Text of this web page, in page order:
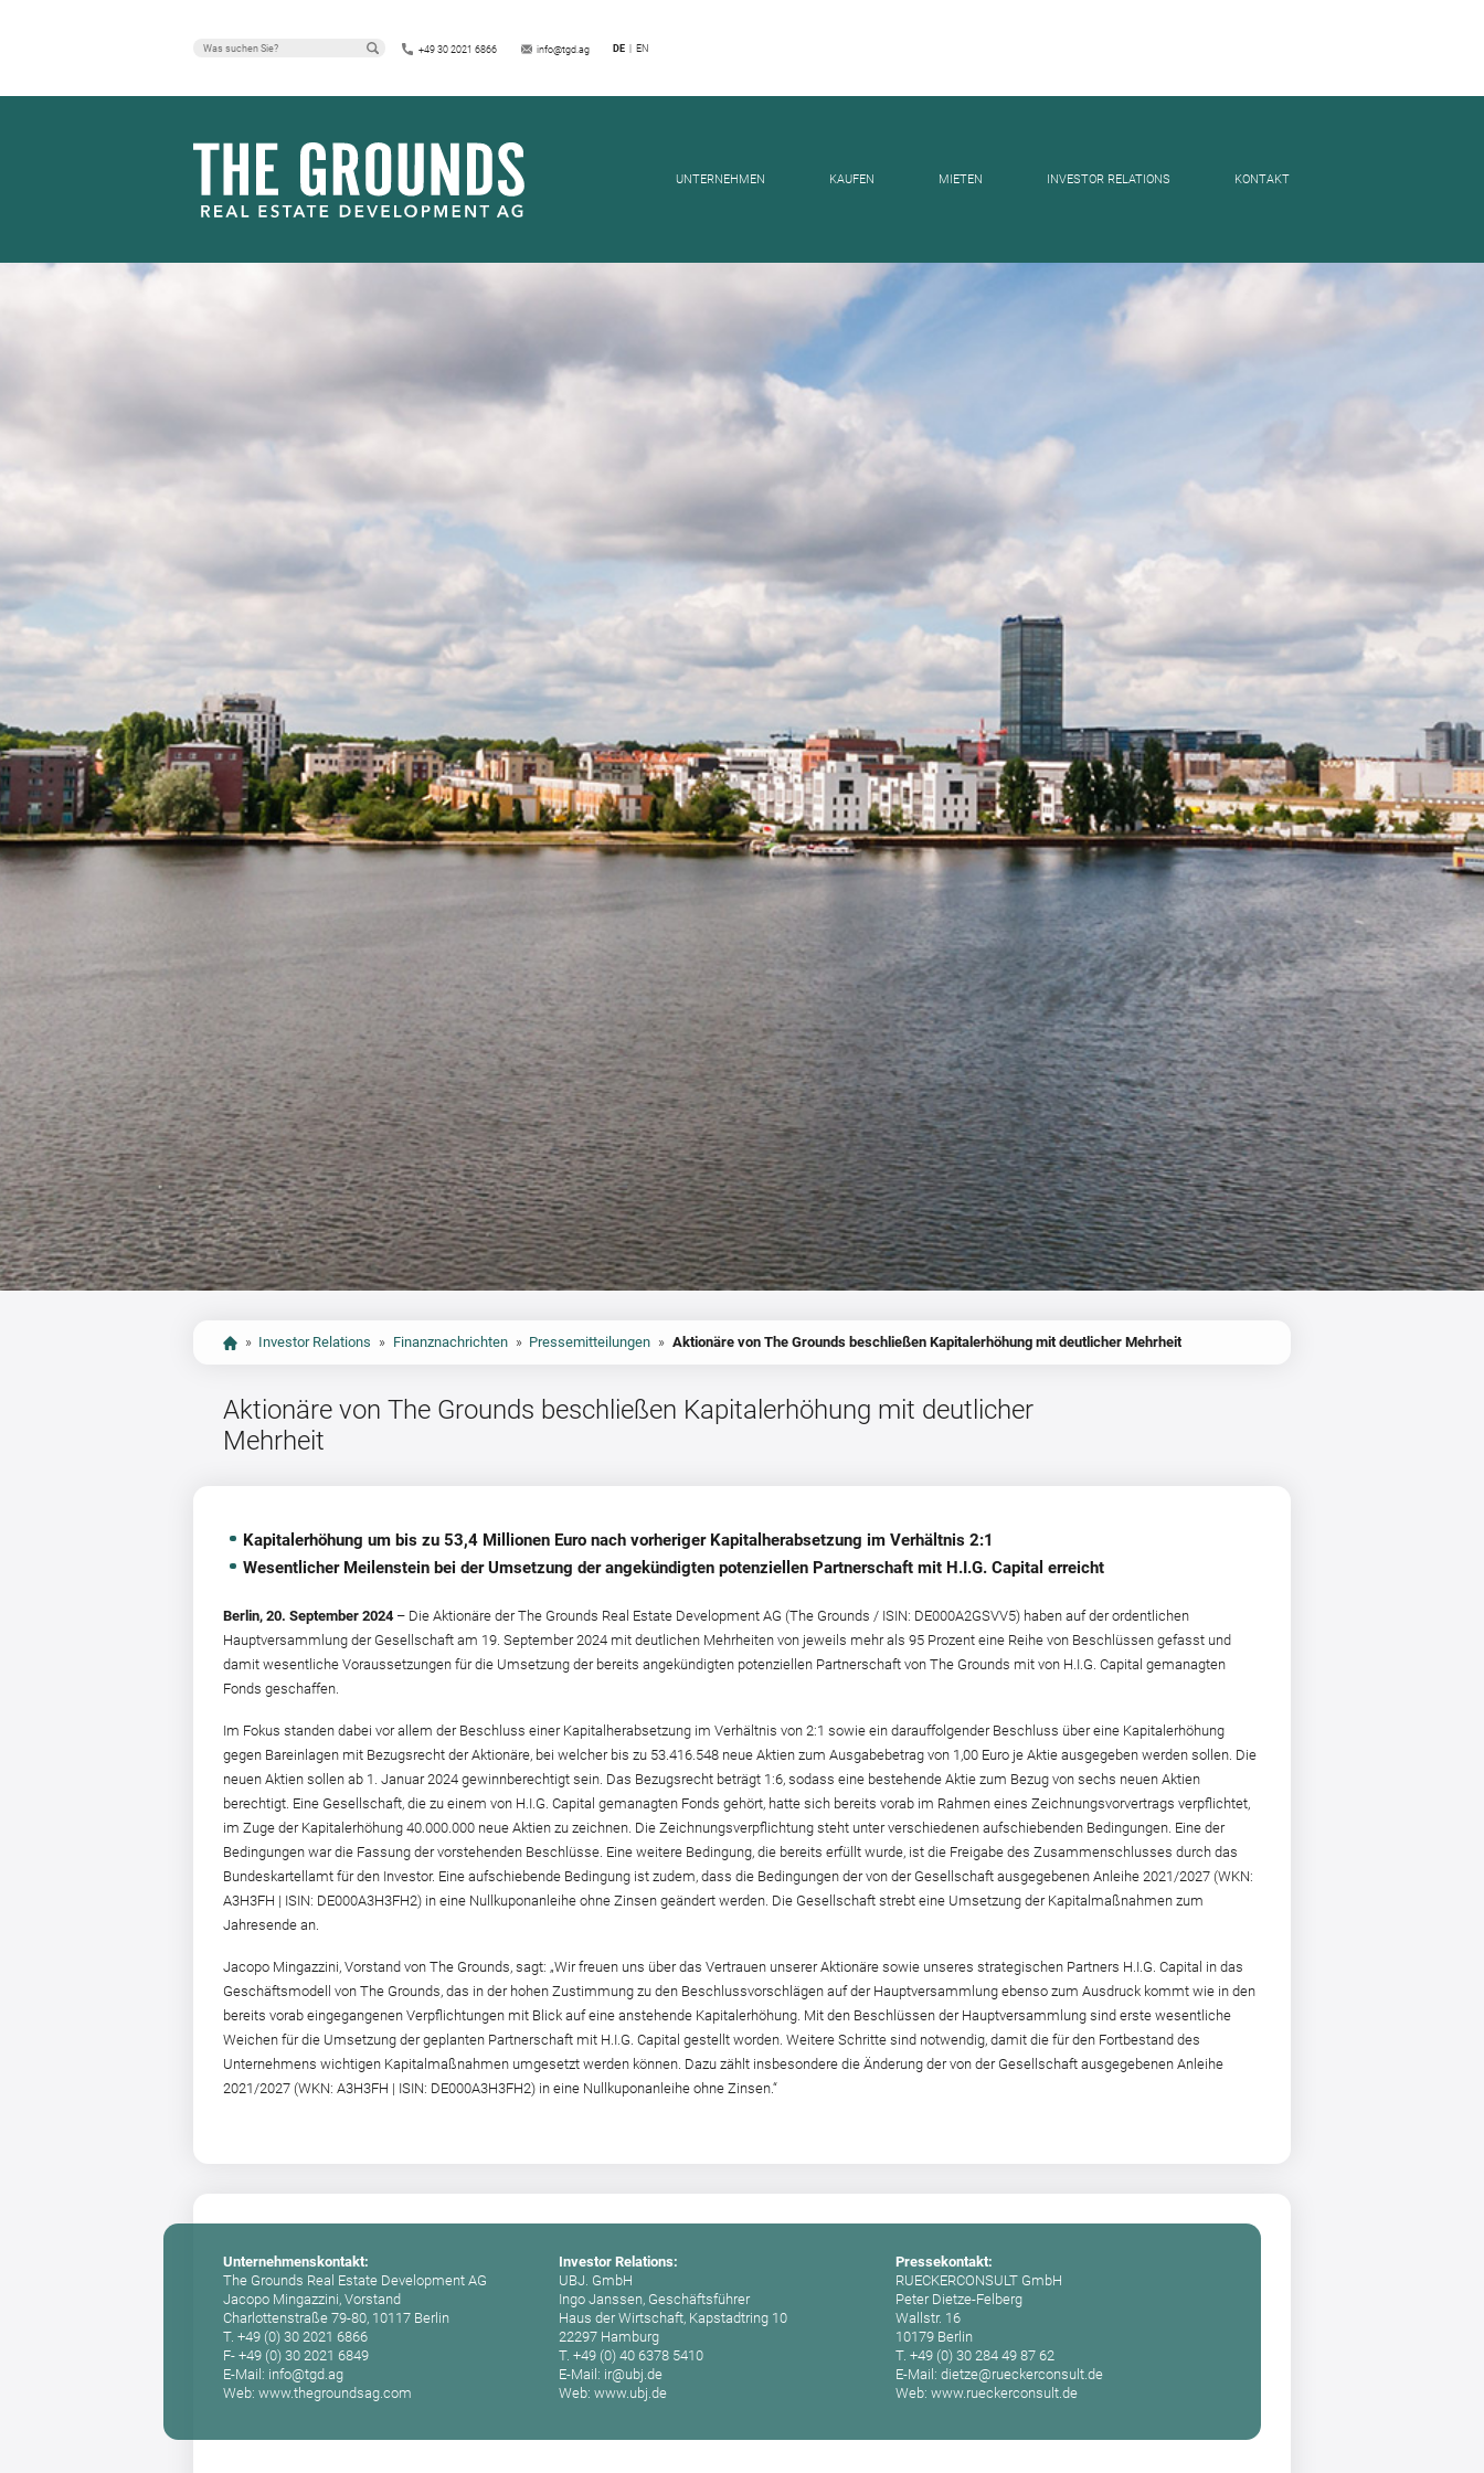
+49 30 2021 6866 info@tgd.ag DE EN
UNTERNEHMEN KAUFEN MIETEN INVESTOR RELATIONS KONTAKT
PRESSEMITTEILUNGEN
» Investor Relations » Finanznachrichten » Pressemitteilungen » Aktionäre von The Grounds beschließen Kapitalerhöhung mit deutlicher Mehrheit
Aktionäre von The Grounds beschließen Kapitalerhöhung mit deutlicher
Mehrheit
Kapitalerhöhung um bis zu 53,4 Millionen Euro nach vorheriger Kapitalherabsetzung im Verhältnis 2:1
Wesentlicher Meilenstein bei der Umsetzung der angekündigten potenziellen Partnerschaft mit H.I.G. Capital erreicht
Berlin, 20. September 2024– Die Aktionäre der The Grounds Real Estate Development AG (The Grounds / ISIN: DE000A2GSVV5) haben auf der ordentlichen
Hauptversammlung der Gesellschaft am 19. September 2024 mit deutlichen Mehrheiten von jeweils mehr als 95 Prozent eine Reihe von Beschlüssen gefasst und
damit wesentliche Voraussetzungen für die Umsetzung der bereits angekündigten potenziellen Partnerschaft von The Grounds mit von H.I.G. Capital gemanagten
Fonds geschaffen.
Im Fokus standen dabei vor allem der Beschluss einer Kapitalherabsetzung im Verhältnis von 2:1 sowie ein darauffolgender Beschluss über eine Kapitalerhöhung
gegen Bareinlagen mit Bezugsrecht der Aktionäre, bei welcher bis zu 53.416.548 neue Aktien zum Ausgabebetrag von 1,00 Euro je Aktie ausgegeben werden sollen. Die
neuen Aktien sollen ab 1. Januar 2024 gewinnberechtigt sein. Das Bezugsrecht beträgt 1:6, sodass eine bestehende Aktie zum Bezug von sechs neuen Aktien
berechtigt. Eine Gesellschaft, die zu einem von H.I.G. Capital gemanagten Fonds gehört, hatte sich bereits vorab im Rahmen eines Zeichnungsvorvertrags verpflichtet,
im Zuge der Kapitalerhöhung 40.000.000 neue Aktien zu zeichnen. Die Zeichnungsverpflichtung steht unter verschiedenen aufschiebenden Bedingungen. Eine der
Bedingungen war die Fassung der vorstehenden Beschlüsse. Eine weitere Bedingung, die bereits erfüllt wurde, ist die Freigabe des Zusammenschlusses durch das
Bundeskartellamt für den Investor. Eine aufschiebende Bedingung ist zudem, dass die Bedingungen der von der Gesellschaft ausgegebenen Anleihe 2021/2027 (WKN:
A3H3FH | ISIN: DE000A3H3FH2) in eine Nullkuponanleihe ohne Zinsen geändert werden. Die Gesellschaft strebt eine Umsetzung der Kapitalmaßnahmen zum
Jahresende an.
Jacopo Mingazzini, Vorstand von The Grounds, sagt: „Wir freuen uns über das Vertrauen unserer Aktionäre sowie unseres strategischen Partners H.I.G. Capital in das
Geschäftsmodell von The Grounds, das in der hohen Zustimmung zu den Beschlussvorschlägen auf der Hauptversammlung ebenso zum Ausdruck kommt wie in den
bereits vorab eingegangenen Verpflichtungen mit Blick auf eine anstehende Kapitalerhöhung. Mit den Beschlüssen der Hauptversammlung sind erste wesentliche
Weichen für die Umsetzung der geplanten Partnerschaft mit H.I.G. Capital gestellt worden. Weitere Schritte sind notwendig, damit die für den Fortbestand des
Unternehmens wichtigen Kapitalmaßnahmen umgesetzt werden können. Dazu zählt insbesondere die Änderung der von der Gesellschaft ausgegebenen Anleihe
2021/2027 (WKN: A3H3FH | ISIN: DE000A3H3FH2) in eine Nullkuponanleihe ohne Zinsen.“
Unternehmenskontakt:
The Grounds Real Estate Development AG
Jacopo Mingazzini, Vorstand
Charlottenstraße 79-80, 10117 Berlin
T. +49 (0) 30 2021 6866
F- +49 (0) 30 2021 6849
E-Mail: info@tgd.ag
Web: www.thegroundsag.com
Investor Relations:
UBJ. GmbH
Ingo Janssen, Geschäftsführer
Haus der Wirtschaft, Kapstadtring 10
22297 Hamburg
T. +49 (0) 40 6378 5410
E-Mail: ir@ubj.de
Web: www.ubj.de
Pressekontakt:
RUECKERCONSULT GmbH
Peter Dietze-Felberg
Wallstr. 16
10179 Berlin
T. +49 (0) 30 284 49 87 62
E-Mail: dietze@rueckerconsult.de
Web: www.rueckerconsult.de